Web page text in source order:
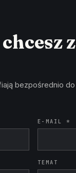
bezpośrednio
E-MAIL *
TEMAT